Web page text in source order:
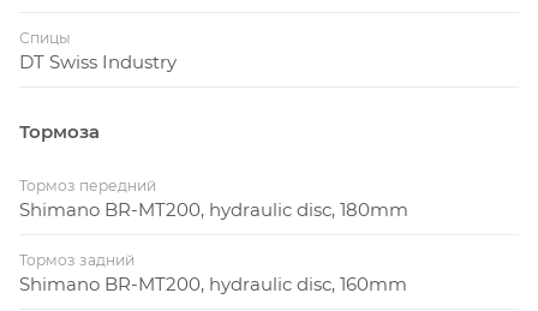
Спицы
DT Swiss Industry
Тормоза
Тормоз передний
Shimano BR-MT200, hydraulic disc, 180mm
Тормоз задний
Shimano BR-MT200, hydraulic disc, 160mm